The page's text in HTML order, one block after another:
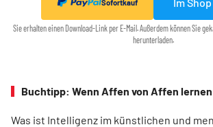
Sofortkauf
Sie erhalten einen Download-Link per E-Mail. Außerdem können Sie
herunterladen.
Buchtipp: Wenn Affen von Affen lernen
Was ist Intelligenz im künstlichen und